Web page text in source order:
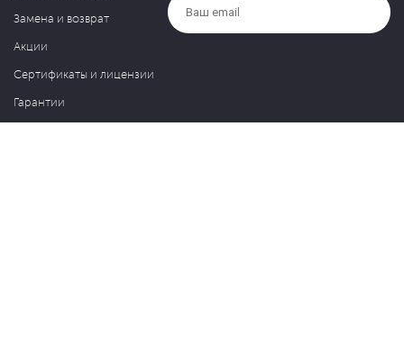
Замена и возврат
Акции
Сертификаты и лицензии
Гарантии